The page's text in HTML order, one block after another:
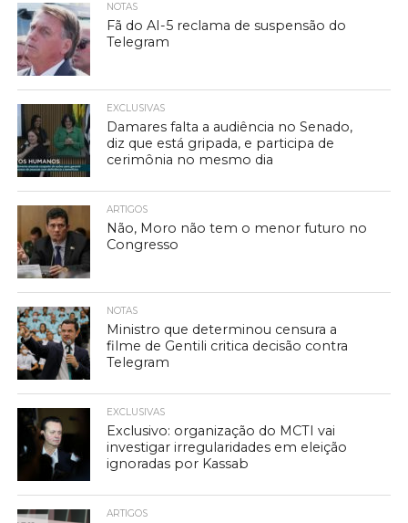
NOTAS
Fã do AI-5 reclama de suspensão do
Telegram
EXCLUSIVAS
Damares falta a audiência no Senado,
diz que está gripada, e participa de
cerimônia no mesmo dia
ARTIGOS
Não, Moro não tem o menor futuro no
Congresso
NOTAS
Ministro que determinou censura a
filme de Gentili critica decisão contra
Telegram
EXCLUSIVAS
Exclusivo: organização do MCTI vai
investigar irregularidades em eleição
ignoradas por Kassab
ARTIGOS